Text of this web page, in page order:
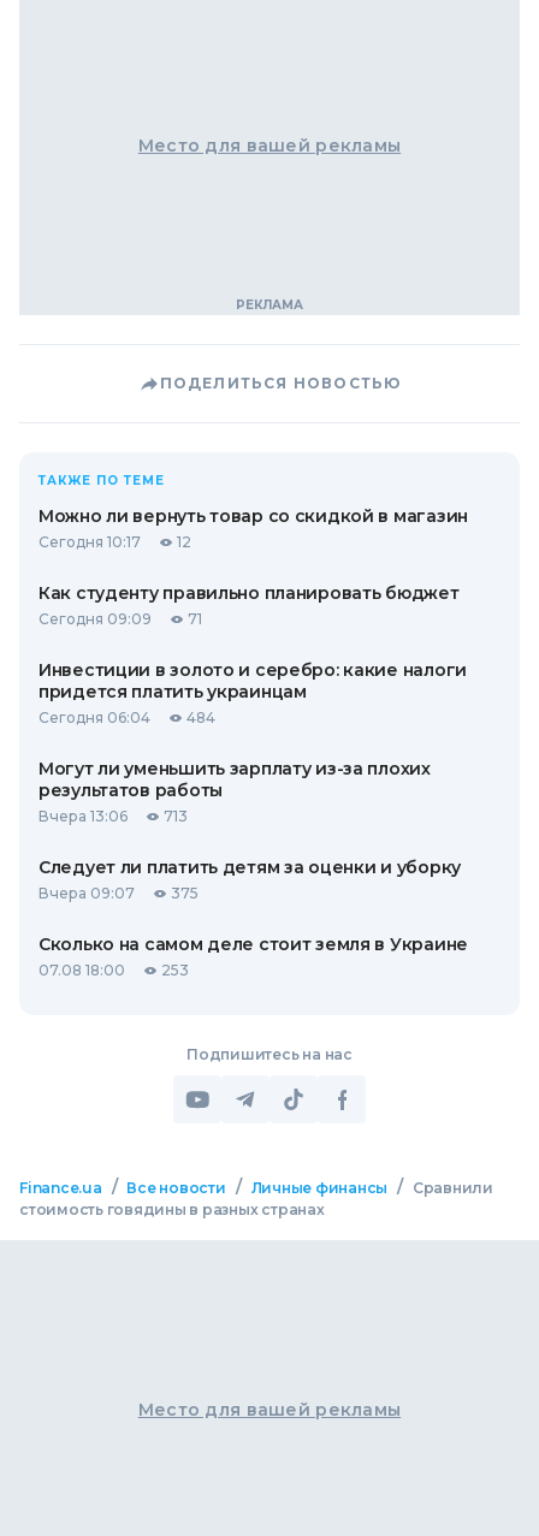
Место для вашей рекламы
ПОДЕЛИТЬСЯ НОВОСТЬЮ
ТАКЖЕ ПО ТЕМЕ
Можно ли вернуть товар со скидкой в ​​магазин
Сегодня 10:17 12
Как студенту правильно планировать бюджет
Сегодня 09:09 71
Инвестиции в золото и серебро: какие налоги
придется платить украинцам
Сегодня 06:04 484
Могут ли уменьшить зарплату из-за плохих
результатов работы
Вчера 13:06 713
Следует ли платить детям за оценки и уборку
Вчера 09:07 375
Сколько на самом деле стоит земля в Украине
07.08 18:00 253
Подпишитесь на нас
Finance.ua / Все новости / Личные финансы /
Сравнили
стоимость говядины в разных странах
Место для вашей рекламы